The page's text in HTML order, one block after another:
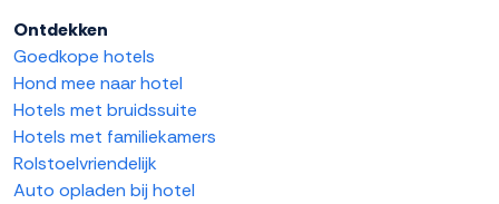
Ontdekken
Goedkope hotels
Hond mee naar hotel
Hotels met bruidssuite
Hotels met familiekamers
Rolstoelvriendelijk
Auto opladen bij hotel